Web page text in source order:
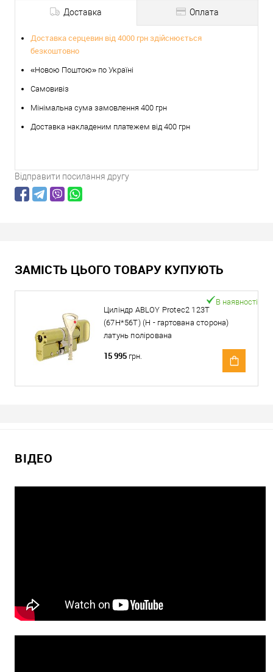
Доставка Оплата
Доставка серцевин від 4000 грн здійснюється
безкоштовно
«Новою Поштою» по Україні
Самовивіз
Мінімальна сума замовлення 400 грн
Доставка накладеним платежем від 400 грн
Відправити посилання другу
ЗАМІСТЬ ЦЬОГО ТОВАРУ КУПУЮТЬ
Циліндр ABLOY Protec2 123T
(67H*56T) (H - гартована сторона)
латунь полірована
В наявності
15 995 грн.
ВІДЕО